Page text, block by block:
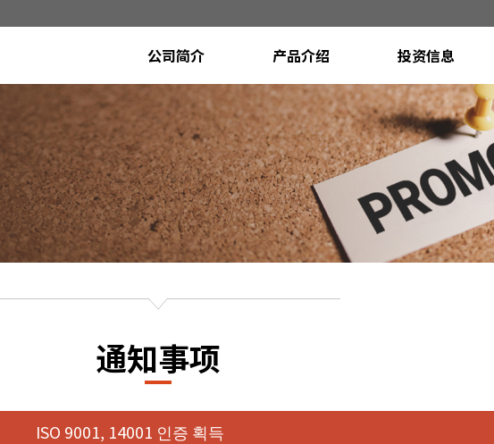
公司简介 产品介绍 投资信息
CEO致辞
沿革
愿景
来访路线
Poly Etcher System
(Conductor Etcher System)
Metal Etcher System
Oxide Etcher System
(Dielectric Etcher System)
开发计划设备
财务信息
公示信息
通知事项
ISO 9001, 14001 인증 획득